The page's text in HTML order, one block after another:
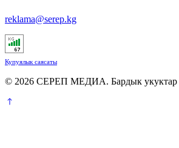
reklama@serep.kg
Купуялык саясаты
© 2026 СЕРЕП МЕДИА. Бардык укуктар